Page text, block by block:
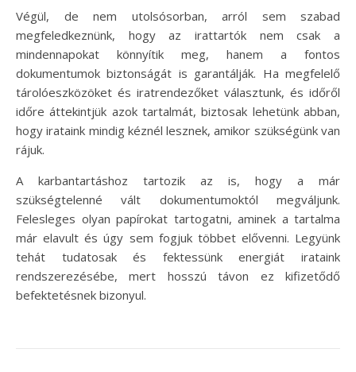
Végül, de nem utolsósorban, arról sem szabad
megfeledkeznünk, hogy az irattartók nem csak a
mindennapokat könnyítik meg, hanem a fontos
dokumentumok biztonságát is garantálják. Ha megfelelő
tárolóeszközöket és iratrendezőket választunk, és időről
időre áttekintjük azok tartalmát, biztosak lehetünk abban,
hogy irataink mindig kéznél lesznek, amikor szükségünk van
rájuk.
A karbantartáshoz tartozik az is, hogy a már
szükségtelenné vált dokumentumoktól megváljunk.
Felesleges olyan papírokat tartogatni, aminek a tartalma
már elavult és úgy sem fogjuk többet elővenni. Legyünk
tehát tudatosak és fektessünk energiát irataink
rendszerezésébe, mert hosszú távon ez kifizetődő
befektetésnek bizonyul.